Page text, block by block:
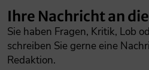
Ihre Nachricht an
Sie haben Fragen, Kritik, Lob
schreiben Sie gerne eine
Redaktion.